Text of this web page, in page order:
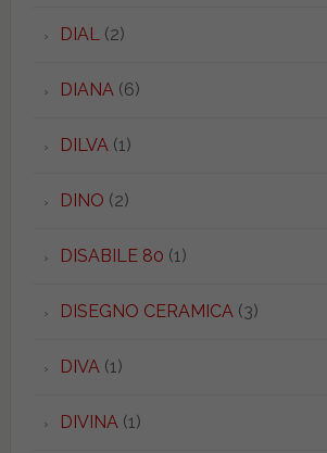
DIAL(2)
DIANA(6)
DILVA(1)
DINO (2)
DISABILE 80 (1)
DISEGNO CERAMICA(3)
DIVA(1)
DIVINA(1)